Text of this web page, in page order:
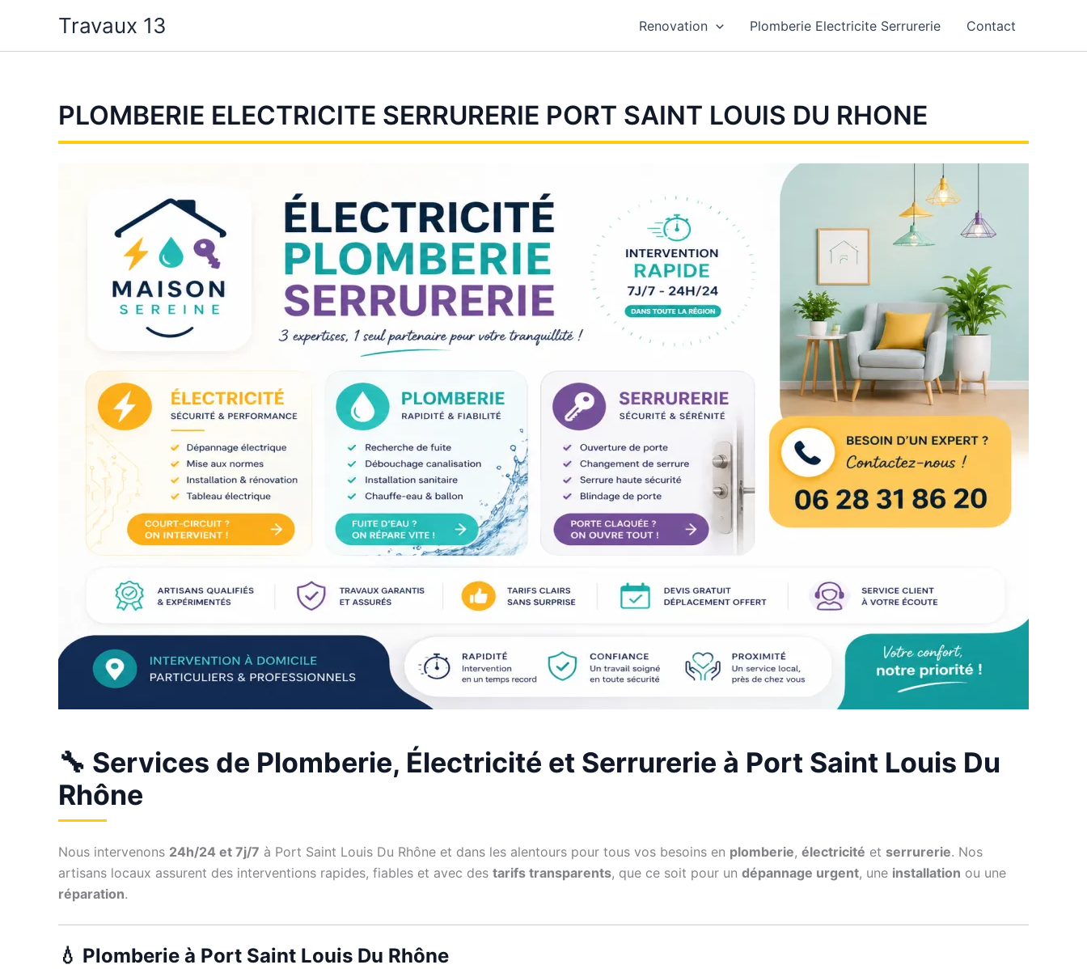
contenu
Travaux 13 Renovation Plomberie Electricite Serrurerie Contact
PLOMBERIE ELECTRICITE SERRURERIE PORT SAINT LOUIS DU RHONE
🔧 Services de Plomberie, Électricité et Serrurerie à Port Saint Louis Du
Rhône
Nous intervenons 24h/24 et 7j/7 à Port Saint Louis Du Rhône et dans les alentours pour tous vos besoins en plomberie, électricité et serrurerie. Nos
artisans locaux assurent des interventions rapides, fiables et avec des tarifs transparents, que ce soit pour un dépannage urgent, une installation ou une
réparation.
💧 Plomberie à Port Saint Louis Du Rhône